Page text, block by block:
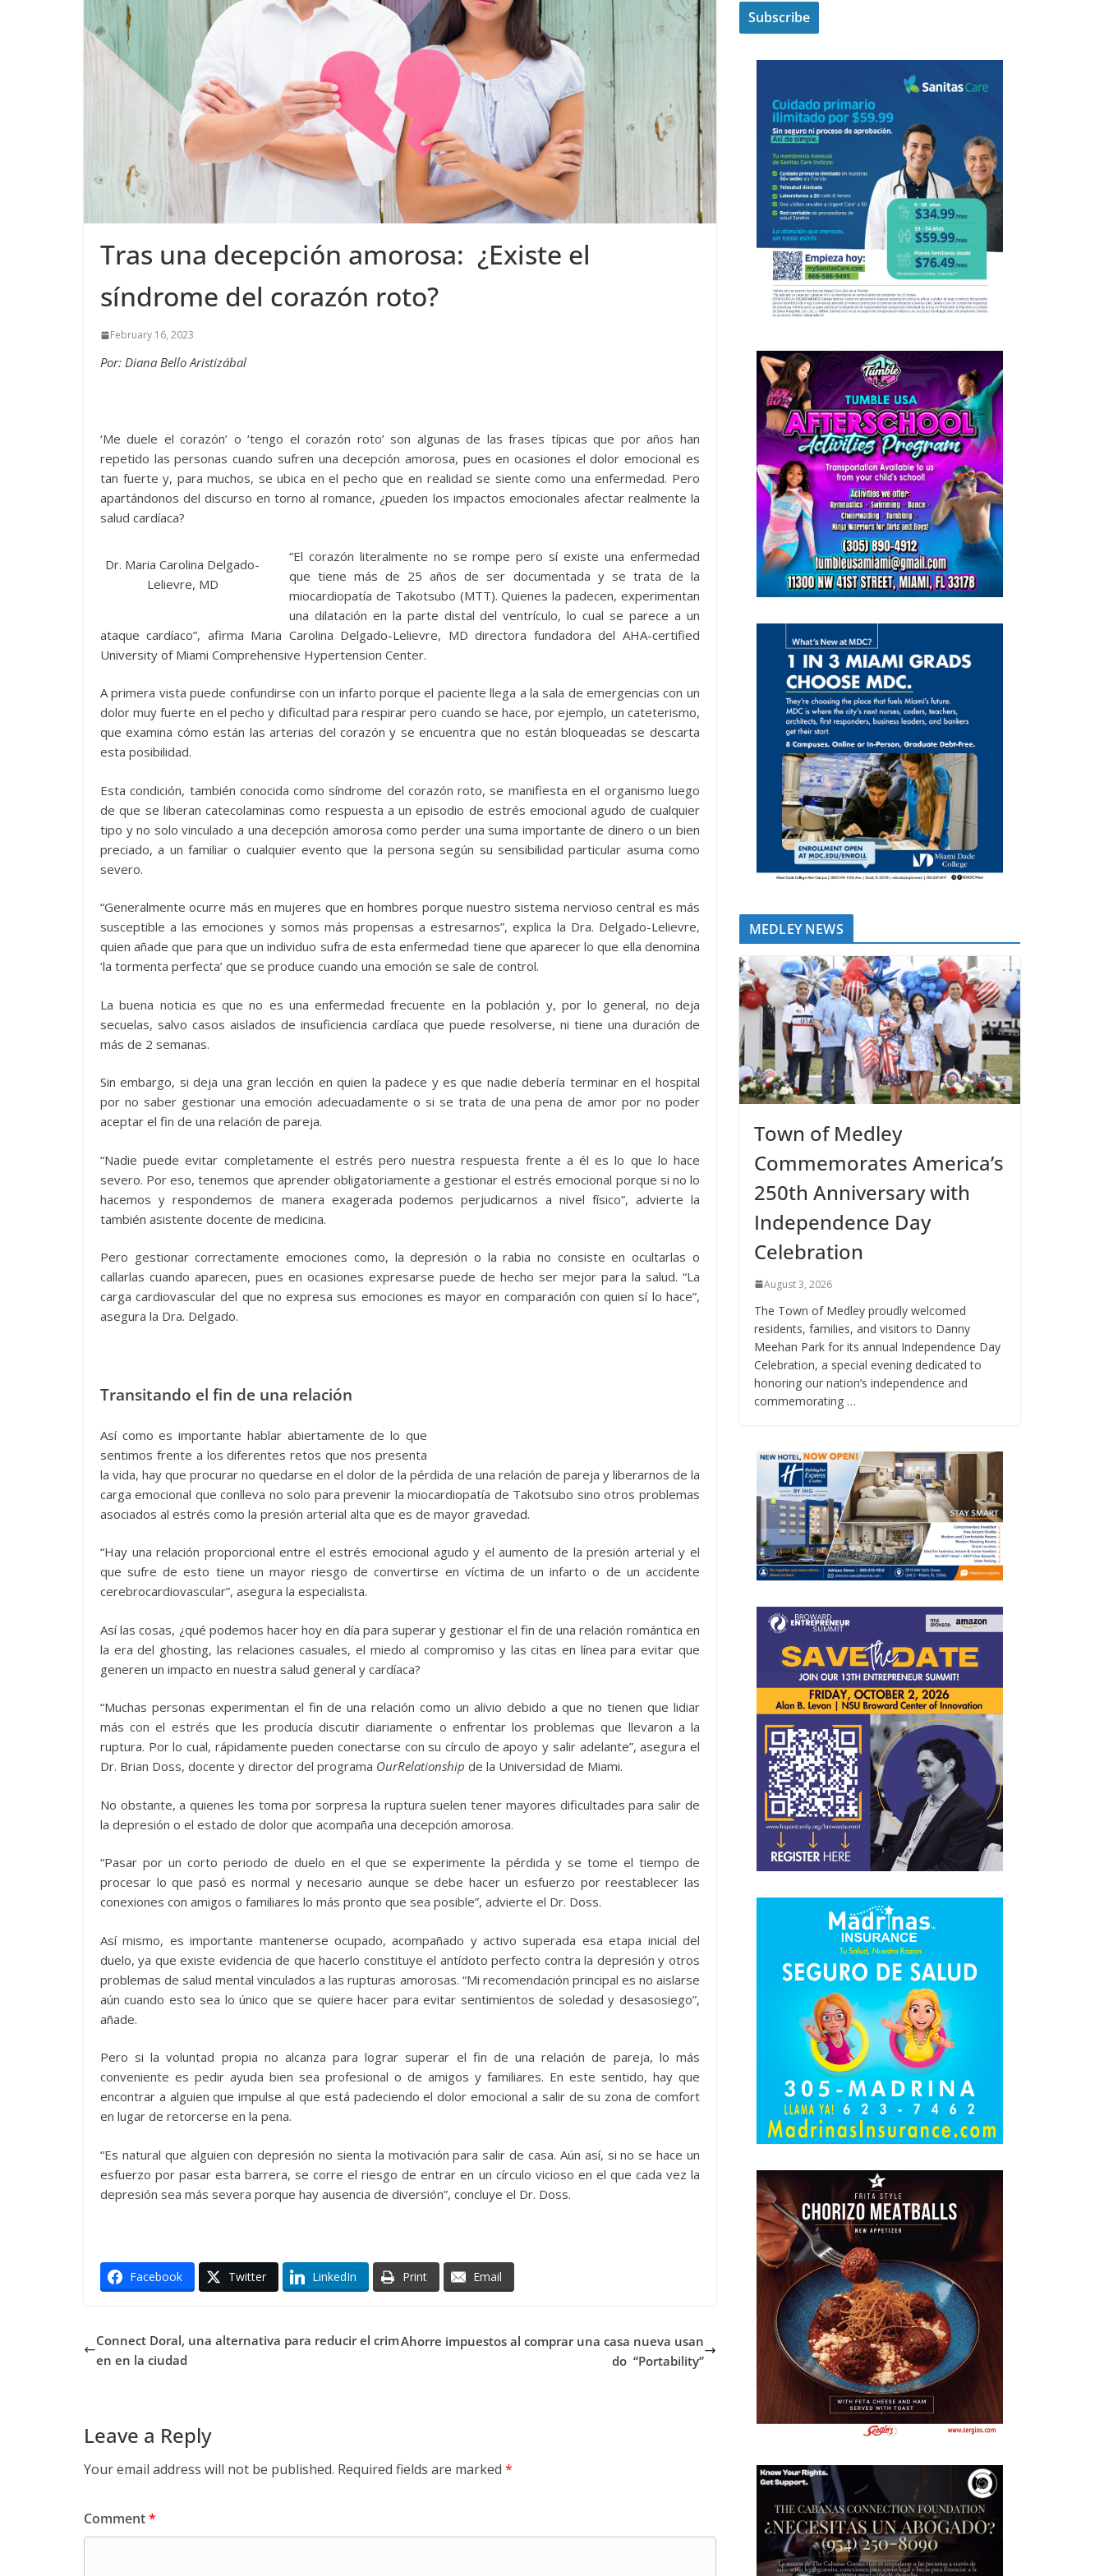
Tras una decepción amorosa: ¿Existe el
síndrome del corazón roto?
February 16, 2023
Por: Diana Bello Aristizábal
‘Me duele el corazón’ o ‘tengo el corazón roto’ son algunas de las frases típicas que por años han
repetido las personas cuando sufren una decepción amorosa, pues en ocasiones el dolor emocional es
tan fuerte y, para muchos, se ubica en el pecho que en realidad se siente como una enfermedad. Pero
apartándonos del discurso en torno al romance, ¿pueden los impactos emocionales afectar realmente la
salud cardíaca?
Dr. Maria Carolina Delgado-
Lelievre, MD
“El corazón literalmente no se rompe pero sí existe una enfermedad
que tiene más de 25 años de ser documentada y se trata de la
miocardiopatía de Takotsubo (MTT). Quienes la padecen, experimentan
una dilatación en la parte distal del ventrículo, lo cual se parece a un
ataque cardíaco”, afirma Maria Carolina Delgado-Lelievre, MD directora fundadora del AHA-certified
University of Miami Comprehensive Hypertension Center.
A primera vista puede confundirse con un infarto porque el paciente llega a la sala de emergencias con un
dolor muy fuerte en el pecho y dificultad para respirar pero cuando se hace, por ejemplo, un cateterismo,
que examina cómo están las arterias del corazón y se encuentra que no están bloqueadas se descarta
esta posibilidad.
Esta condición, también conocida como síndrome del corazón roto, se manifiesta en el organismo luego
de que se liberan catecolaminas como respuesta a un episodio de estrés emocional agudo de cualquier
tipo y no solo vinculado a una decepción amorosa como perder una suma importante de dinero o un bien
preciado, a un familiar o cualquier evento que la persona según su sensibilidad particular asuma como
severo.
“Generalmente ocurre más en mujeres que en hombres porque nuestro sistema nervioso central es más
susceptible a las emociones y somos más propensas a estresarnos”, explica la Dra. Delgado-Lelievre,
quien añade que para que un individuo sufra de esta enfermedad tiene que aparecer lo que ella denomina
‘la tormenta perfecta’ que se produce cuando una emoción se sale de control.
La buena noticia es que no es una enfermedad frecuente en la población y, por lo general, no deja
secuelas, salvo casos aislados de insuficiencia cardíaca que puede resolverse, ni tiene una duración de
más de 2 semanas.
Sin embargo, si deja una gran lección en quien la padece y es que nadie debería terminar en el hospital
por no saber gestionar una emoción adecuadamente o si se trata de una pena de amor por no poder
aceptar el fin de una relación de pareja.
“Nadie puede evitar completamente el estrés pero nuestra respuesta frente a él es lo que lo hace
severo. Por eso, tenemos que aprender obligatoriamente a gestionar el estrés emocional porque si no lo
hacemos y respondemos de manera exagerada podemos perjudicarnos a nivel físico”, advierte la
también asistente docente de medicina.
Pero gestionar correctamente emociones como, la depresión o la rabia no consiste en ocultarlas o
callarlas cuando aparecen, pues en ocasiones expresarse puede de hecho ser mejor para la salud. “La
carga cardiovascular del que no expresa sus emociones es mayor en comparación con quien sí lo hace”,
asegura la Dra. Delgado.
Transitando el fin de una relación
Así como es importante hablar abiertamente de lo que
sentimos frente a los diferentes retos que nos presenta
la vida, hay que procurar no quedarse en el dolor de la pérdida de una relación de pareja y liberarnos de la
carga emocional que conlleva no solo para prevenir la miocardiopatía de Takotsubo sino otros problemas
asociados al estrés como la presión arterial alta que es de mayor gravedad.
“Hay una relación proporcional entre el estrés emocional agudo y el aumento de la presión arterial y el
que sufre de esto tiene un mayor riesgo de convertirse en víctima de un infarto o de un accidente
cerebrocardiovascular”, asegura la especialista.
Así las cosas, ¿qué podemos hacer hoy en día para superar y gestionar el fin de una relación romántica en
la era del ghosting, las relaciones casuales, el miedo al compromiso y las citas en línea para evitar que
generen un impacto en nuestra salud general y cardíaca?
“Muchas personas experimentan el fin de una relación como un alivio debido a que no tienen que lidiar
más con el estrés que les producía discutir diariamente o enfrentar los problemas que llevaron a la
ruptura. Por lo cual, rápidamente pueden conectarse con su círculo de apoyo y salir adelante”, asegura el
Dr. Brian Doss, docente y director del programa OurRelationship de la Universidad de Miami.
No obstante, a quienes les toma por sorpresa la ruptura suelen tener mayores dificultades para salir de
la depresión o el estado de dolor que acompaña una decepción amorosa.
“Pasar por un corto periodo de duelo en el que se experimente la pérdida y se tome el tiempo de
procesar lo que pasó es normal y necesario aunque se debe hacer un esfuerzo por reestablecer las
conexiones con amigos o familiares lo más pronto que sea posible”, advierte el Dr. Doss.
Así mismo, es importante mantenerse ocupado, acompañado y activo superada esa etapa inicial del
duelo, ya que existe evidencia de que hacerlo constituye el antídoto perfecto contra la depresión y otros
problemas de salud mental vinculados a las rupturas amorosas. “Mi recomendación principal es no aislarse
aún cuando esto sea lo único que se quiere hacer para evitar sentimientos de soledad y desasosiego”,
añade.
Pero si la voluntad propia no alcanza para lograr superar el fin de una relación de pareja, lo más
conveniente es pedir ayuda bien sea profesional o de amigos y familiares. En este sentido, hay que
encontrar a alguien que impulse al que está padeciendo el dolor emocional a salir de su zona de comfort
en lugar de retorcerse en la pena.
“Es natural que alguien con depresión no sienta la motivación para salir de casa. Aún así, si no se hace un
esfuerzo por pasar esta barrera, se corre el riesgo de entrar en un círculo vicioso en el que cada vez la
depresión sea más severa porque hay ausencia de diversión”, concluye el Dr. Doss.
Facebook Twitter LinkedIn Print Email
Connect Doral, una alternativa para reducir el crim
en en la ciudad
Ahorre impuestos al comprar una casa nueva usan
do “Portability”
Leave a Reply
Your email address will not be published. Required fields are marked *
Comment*
MEDLEY NEWS
Town of Medley
Commemorates America’s
250th Anniversary with
Independence Day
Celebration
August 3, 2026
The Town of Medley proudly welcomed
residents, families, and visitors to Danny
Meehan Park for its annual Independence Day
Celebration, a special evening dedicated to
honoring our nation’s independence and
commemorating …